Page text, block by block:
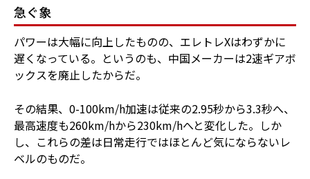
急ぐ象
パワーは大幅に向上したものの、エレトレXはわずかに
遅くなっている。というのも、中国メーカーは2速ギアボ
ックスを廃止したからだ。
その結果、0-100km/h加速は従来の2.95秒から3.3秒へ、
最高速度も260km/hから230km/hへと変化した。しか
し、これらの差は日常走行ではほとんど気にならないレ
ベルのものだ。